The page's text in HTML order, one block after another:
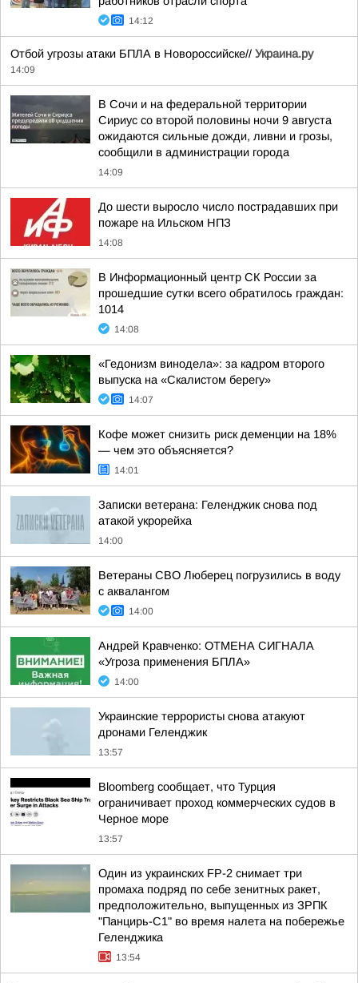
14:12
Отбой угрозы атаки БПЛА в Новороссийске// Украина.ру
14:09
В Сочи и на федеральной территории
Сириус со второй половины ночи 9 августа
ожидаются сильные дожди, ливни и грозы,
сообщили в администрации города
14:09
До шести выросло число пострадавших при
пожаре на Ильском НПЗ
14:08
В Информационный центр СК России за
прошедшие сутки всего обратилось граждан:
1014
14:08
«Гедонизм винодела»: за кадром второго
выпуска на «Скалистом берегу»
14:07
Кофе может снизить риск деменции на 18%
— чем это объясняется?
14:01
Записки ветерана: Геленджик снова под
атакой укрорейха
14:00
Ветераны СВО Люберец погрузились в воду
с аквалангом
14:00
Андрей Кравченко: ОТМЕНА СИГНАЛА
«Угроза применения БПЛА»
14:00
Украинские террористы снова атакуют
дронами Геленджик
13:57
Bloomberg сообщает, что Турция
ограничивает проход коммерческих судов в
Черное море
13:57
Один из украинских FP-2 снимает три
промаха подряд по себе зенитных ракет,
предположительно, выпущенных из ЗРПК
"Панцирь-С1" во время налета на побережье
Геленджика
13:54